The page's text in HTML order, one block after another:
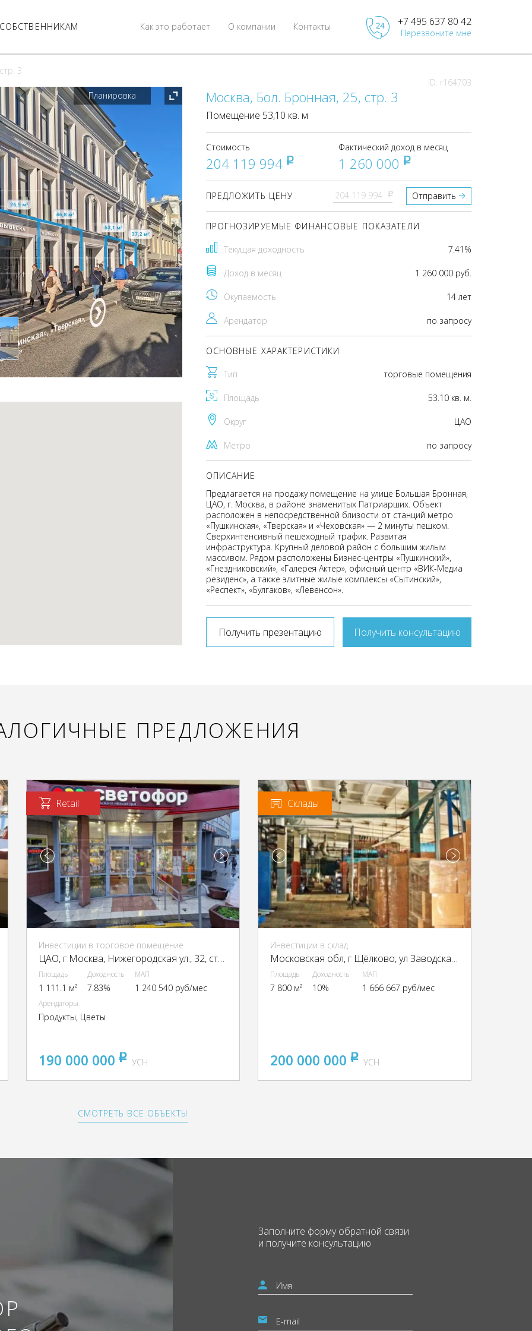
Контакты
О компании
Как это работает +7 495 637 80 42
Перезвоните мне
3
ID: r164703
Планировка
Москва, Бол. Бронная, 25, стр. 3
Помещение 53,10 кв. м
Стоимость
204 119 994 pуб
Фактический доход в месяц
1 260 000 pуб
ПРЕДЛОЖИТЬ ЦЕНУ pуб Отправить
ПРОГНОЗИРУЕМЫЕ ФИНАНСОВЫЕ ПОКАЗАТЕЛИ
Текущая доходность 7.41%
Доход в месяц 1 260 000 руб.
Окупаемость 14 лет
Арендатор по запросу
ОСНОВНЫЕ ХАРАКТЕРИСТИКИ
Тип торговые помещения
Площадь 53.10 кв. м.
Округ ЦАО
Метро по запросу
ОПИСАНИЕ
Предлагается на продажу помещение на улице Большая Бронная,
ЦАО, г. Москва, в районе знаменитых Патриарших. Объект
расположен в непосредственной близости от станций метро
«Пушкинская», «Тверская» и «Чеховская» — 2 минуты пешком.
Сверхинтенсивный пешеходный трафик. Развитая
инфраструктура. Крупный деловой район с большим жилым
массивом. Рядом расположены Бизнес-центры «Пушкинский»,
«Гнездниковский», «Галерея Актер», офисный центр «ВИК-Медиа
резиденс», а также элитные жилые комплексы «Сытинский»,
«Респект», «Булгаков», «Левенсон».
Получить презентацию Получить консультацию
ПРЕДЛОЖЕНИЯ
Retail
Инвестиции в торговое помещение
ЦАО, г Москва, Нижегородская ул., 32, стр. а
Площадь
1 111.1 м²
Доходность
7.83%
МАП
1 240 540 руб/мес
Арендаторы
Продукты, Цветы
190 000 000 pуб
УСН
Склады
Инвестиции в склад
Московская обл, г Щёлково, ул Заводская, д 2, г Щелково, Заводская ул., 2
Площадь
7 800 м²
Доходность
10%
МАП
1 666 667 руб/мес
200 000 000 pуб
УСН
СМОТРЕТЬ ВСЕ ОБЪЕКТЫ
Заполните формуобратной связи
и получите консультацию